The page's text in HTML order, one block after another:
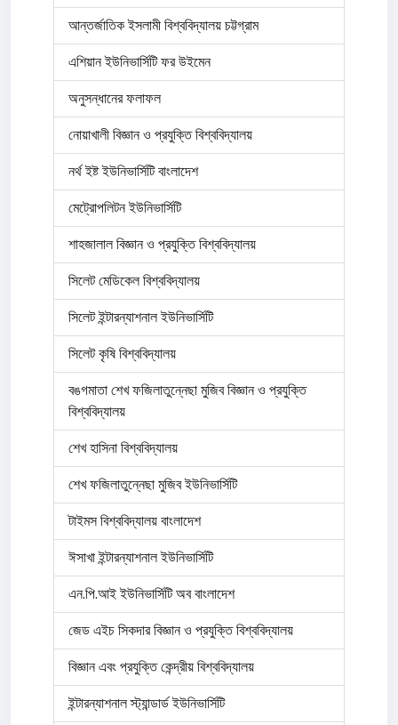
আন্তর্জাতিক ইসলামী বিশ্ববিদ্যালয় চট্টগ্রাম
এশিয়ান ইউনিভার্সিটি ফর উইমেন
অনুসন্ধানের ফলাফল
নোয়াখালী বিজ্ঞান ও প্রযুক্তি বিশ্ববিদ্যালয়
নর্থ ইষ্ট ইউনিভার্সিটি বাংলাদেশ
মেট্রোপলিটন ইউনিভার্সিটি
শাহজালাল বিজ্ঞান ও প্রযুক্তি বিশ্ববিদ্যালয়
সিলেট মেডিকেল বিশ্ববিদ্যালয়
সিলেট ইন্টারন্যাশনাল ইউনিভার্সিটি
সিলেট কৃষি বিশ্ববিদ্যালয়
বঙগমাতা শেখ ফজিলাতুন্নেছা মুজিব বিজ্ঞান ও প্রযুক্তি
বিশ্ববিদ্যালয়
শেখ হাসিনা বিশ্ববিদ্যালয়
শেখ ফজিলাতুন্নেছা মুজিব ইউনিভার্সিটি
টাইমস বিশ্ববিদ্যালয় বাংলাদেশ
ঈসাখা ইন্টারন্যাশনাল ইউনিভার্সিটি
এন.পি.আই ইউনিভার্সিটি অব বাংলাদেশ
জেড এইচ সিকদার বিজ্ঞান ও প্রযুক্তি বিশ্ববিদ্যালয়
বিজ্ঞান এবং প্রযুক্তি কেন্দ্রীয় বিশ্ববিদ্যালয়
ইন্টারন্যাশনাল স্ট্যান্ডার্ড ইউনিভার্সিটি